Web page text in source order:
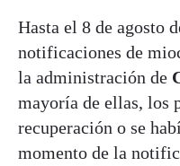
Hasta el 8 de agosto
notificaciones de
la administración de
mayoría de ellas, los
recuperación o se
momento de la